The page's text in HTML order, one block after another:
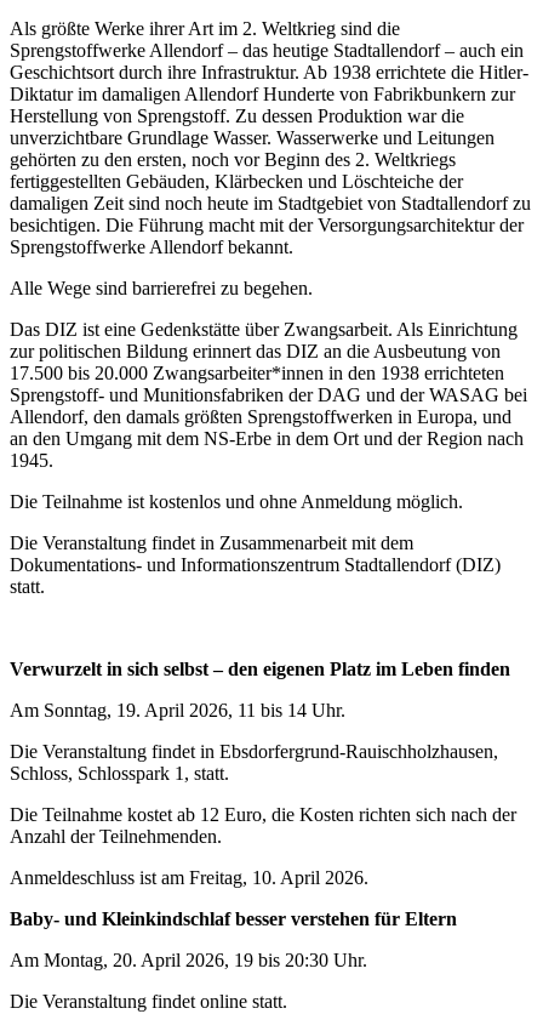
Als größte Werke ihrer Art im 2. Weltkrieg sind die
Sprengstoffwerke Allendorf – das heutige Stadtallendorf – auch ein
Geschichtsort durch ihre Infrastruktur. Ab 1938 errichtete die Hitler-
Diktatur im damaligen Allendorf Hunderte von Fabrikbunkern zur
Herstellung von Sprengstoff. Zu dessen Produktion war die
unverzichtbare Grundlage Wasser. Wasserwerke und Leitungen
gehörten zu den ersten, noch vor Beginn des 2. Weltkriegs
fertiggestellten Gebäuden, Klärbecken und Löschteiche der
damaligen Zeit sind noch heute im Stadtgebiet von Stadtallendorf zu
besichtigen. Die Führung macht mit der Versorgungsarchitektur der
Sprengstoffwerke Allendorf bekannt.
Alle Wege sind barrierefrei zu begehen.
Das DIZ ist eine Gedenkstätte über Zwangsarbeit. Als Einrichtung
zur politischen Bildung erinnert das DIZ an die Ausbeutung von
17.500 bis 20.000 Zwangsarbeiter*innen in den 1938 errichteten
Sprengstoff- und Munitionsfabriken der DAG und der WASAG bei
Allendorf, den damals größten Sprengstoffwerken in Europa, und
an den Umgang mit dem NS-Erbe in dem Ort und der Region nach
1945.
Die Teilnahme ist kostenlos und ohne Anmeldung möglich.
Die Veranstaltung findet in Zusammenarbeit mit dem
Dokumentations- und Informationszentrum Stadtallendorf (DIZ)
statt.
Verwurzelt in sich selbst – den eigenen Platz im Leben finden
Am Sonntag, 19. April 2026, 11 bis 14 Uhr.
Die Veranstaltung findet in Ebsdorfergrund-Rauischholzhausen,
Schloss, Schlosspark 1, statt.
Die Teilnahme kostet ab 12 Euro, die Kosten richten sich nach der
Anzahl der Teilnehmenden.
Anmeldeschluss ist am Freitag, 10. April 2026.
Baby- und Kleinkindschlaf besser verstehen für Eltern
Am Montag, 20. April 2026, 19 bis 20:30 Uhr.
Die Veranstaltung findet online statt.